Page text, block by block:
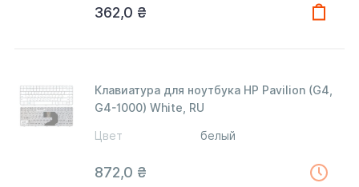
362,0 ₴
Клавиатура для ноутбука HP Pavilion (G4,
G4-1000) White, RU
Цвет белый
872,0 ₴